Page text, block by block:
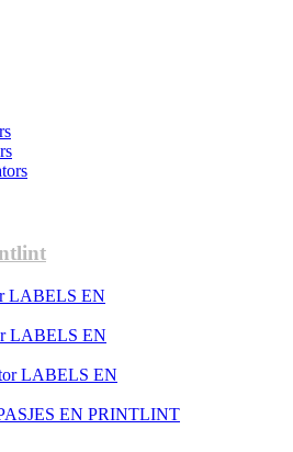
LABELS EN
LABELS EN
LABELS EN
EN PRINTLINT